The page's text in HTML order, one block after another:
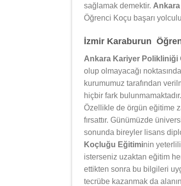
sağlamak demektir.
Öğrenci Koçu başarı
İzmir Karaburun
Ankara Kariyer
olup olmayacağı
kurumumuz tarafından
hiçbir fark
Özellikle de örgün eğitime
fırsattır. Günümüzde
sonunda bireyler lisans
Koçluğu Eğitiminin
isterseniz uzaktan eğitim
ettikten sonra bu bilgileri
tecrübe kazanmak da